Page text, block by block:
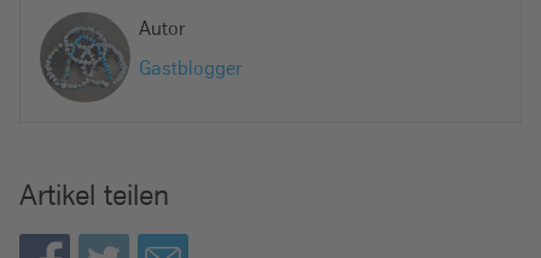
Autor
Gastblogger
Artikel teilen